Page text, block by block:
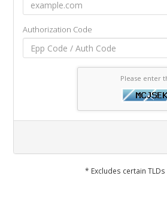
Authorization Code
Please enter
* Excludes certain